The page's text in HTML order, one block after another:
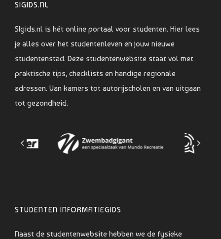
SIGIDS.NL
SIgids.nl is hét online portaal voor studenten. Hier lees
je alles over het studentenleven en jouw nieuwe
studentenstad. Deze studentenwebsite staat vol met
praktische tips, checklists en handige regionale
adressen. Van kamers tot autorijscholen en van uitgaan
tot gezondheid.
STUDENTEN INFORMATIEGIDS
Naast de studentenwebsite hebben we de fysieke